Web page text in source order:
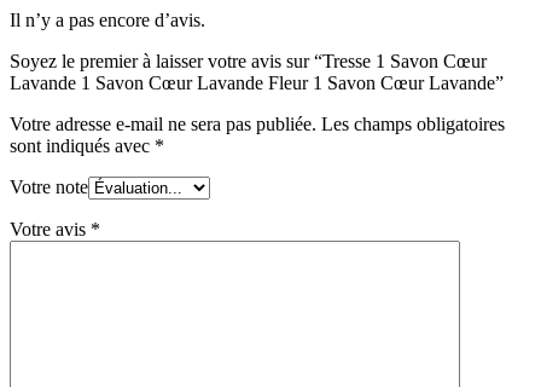
Il n’y a pas encore d’avis.
Soyez le premier à laisser votre avis sur “Tresse 1 Savon Cœur
Lavande 1 Savon Cœur Lavande Fleur 1 Savon Cœur Lavande”
Votre adresse e-mail ne sera pas publiée. Les champs obligatoires
sont indiqués avec *
Votre note
Votre avis *